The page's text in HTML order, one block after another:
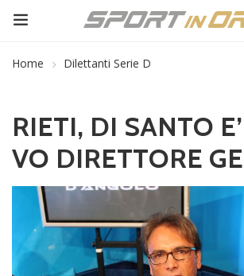
Home Dilettanti Serie D
RIETI, DI SANTO
VO DIRETTORE